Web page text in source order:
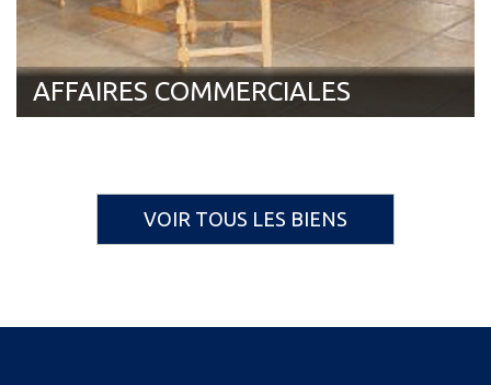
AFFAIRES COMMERCIALES
VOIR TOUS LES BIENS